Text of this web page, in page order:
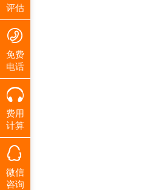
评估
免费
电话
费用
计算
微信
咨询